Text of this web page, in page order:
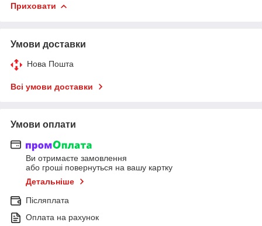
Приховати
Умови доставки
Нова Пошта
Всі умови доставки
Умови оплати
Ви отримаєте замовлення
або гроші повернуться на вашу картку
Детальніше
Післяплата
Оплата на рахунок